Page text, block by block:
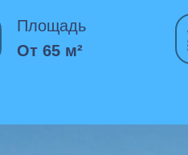
Площадь
От 65 м²